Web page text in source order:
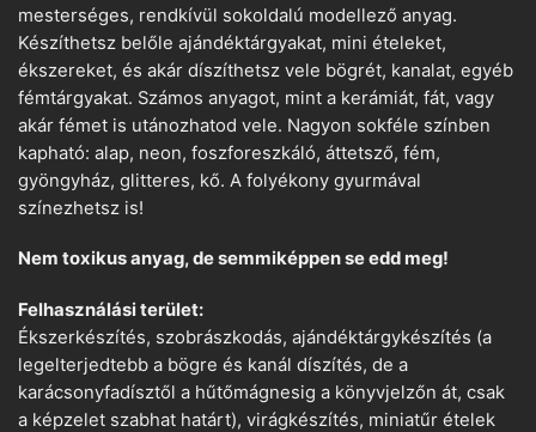
mesterséges, rendkívül sokoldalú modellező anyag.
Készíthetsz belőle ajándéktárgyakat, mini ételeket,
ékszereket, és akár díszíthetsz vele bögrét, kanalat, egyéb
fémtárgyakat. Számos anyagot, mint a kerámiát, fát, vagy
akár fémet is utánozhatod vele. Nagyon sokféle színben
kapható: alap, neon, foszforeszkáló, áttetsző, fém,
gyöngyház, glitteres, kő. A folyékony gyurmával
színezhetsz is!
Nem toxikus anyag, de semmiképpen se edd meg!
Felhasználási terület:
Ékszerkészítés, szobrászkodás, ajándéktárgykészítés (a
legelterjedtebb a bögre és kanál díszítés, de a
karácsonyfadísztől a hűtőmágnesig a könyvjelzőn át, csak
a képzelet szabhat határt), virágkészítés, miniatűr ételek